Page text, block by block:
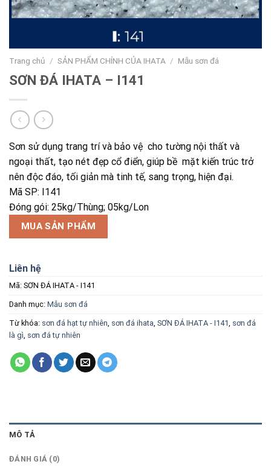
Trang chủ / SẢN PHẨM CHÍNH CỦA IHATA / Mẫu sơn đá
SƠN ĐÁ IHATA – I141
Sơn sử dụng trang trí và bảo vệ cho tường nội thất và
ngoại thất, tạo nét đẹp cổ điển, giúp bề mặt kiến trúc trở
nên độc đáo, tối giản mà tinh tế, sang trọng, hiện đại.
Mã SP: I141
Đóng gói: 25kg/Thùng; 05kg/Lon
MUA SẢN PHẨM
Liên hệ
Mã: SƠN ĐÁ IHATA - I141
Danh mục: Mẫu sơn đá
Từ khóa: sơn đá hạt tự nhiên sơn đá ihata SƠN ĐÁ IHATA - I141 sơn đá
là gì sơn đá tự nhiên
MÔ TẢ
ĐÁNH GIÁ (0)